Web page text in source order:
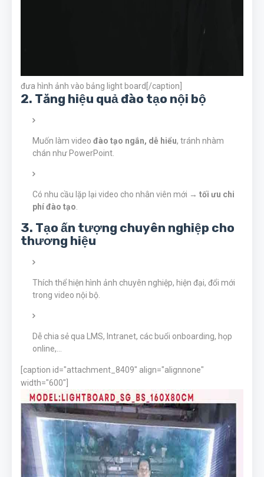
đưa hình ảnh vào bảng light board[/caption]
2. Tăng hiệu quả đào tạo nội bộ
Muốn làm video đào tạo ngắn, dễ hiểu, tránh nhàm
chán như PowerPoint.
Có nhu cầu lặp lại video cho nhân viên mới → tối ưu chi
phí đào tạo
3. Tạo ấn tượng chuyên nghiệp cho
thương hiệu
Thích thể hiện hình ảnh chuyên nghiệp, hiện đại, đổi mới
trong video nội bộ.
Dễ chia sẻ qua LMS, Intranet, các buổi onboarding, họp
online,...
[caption id="attachment_8409" align="alignnone"
width="600"]